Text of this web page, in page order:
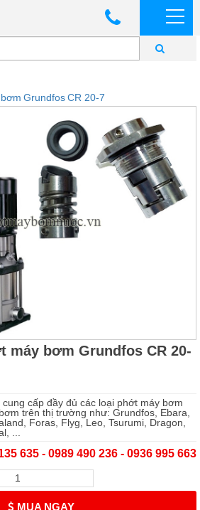
Grundfos CR 20-7
máy bơm Grundfos CR 20-
cấp đầy đủ các loại phớt máy bơm
trên thị trường như: Grundfos, Ebara,
Foras, Flyg, Leo, Tsurumi, Dragon,
...
635 - 0989 490 236 - 0936 995 663
MUA NGAY